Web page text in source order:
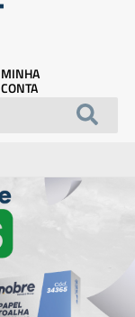
MINHA
CONTA